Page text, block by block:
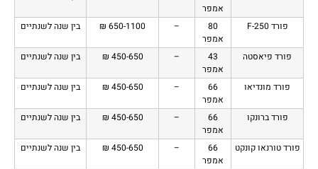
אמפר
פורד F-250
80
אמפר
–
650-1100 ₪ בין שנה לשנתיים
פורד פיאסטה
43
אמפר
–
450-650 ₪ בין שנה לשנתיים
פורד מונדיאו
66
אמפר
–
450-650 ₪ בין שנה לשנתיים
פורד ברונקו
66
אמפר
–
450-650 ₪ בין שנה לשנתיים
פורד טורנאו קונקט
66
אמפר
–
450-650 ₪ בין שנה לשנתיים